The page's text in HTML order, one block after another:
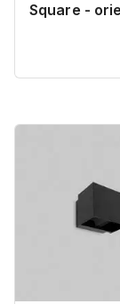
Square -